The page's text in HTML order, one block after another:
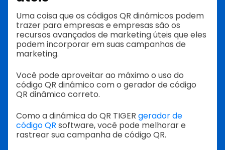
Uma coisa que os códigos QR dinâmicos podem
trazer para empresas e empresas são os
recursos avançados de marketing úteis que eles
podem incorporar em suas campanhas de
marketing.
Você pode aproveitar ao máximo o uso do
código QR dinâmico com o gerador de código
QR dinâmico correto.
Como a dinâmica do QR TIGER gerador de
código QR software, você pode melhorar e
rastrear sua campanha de código QR.